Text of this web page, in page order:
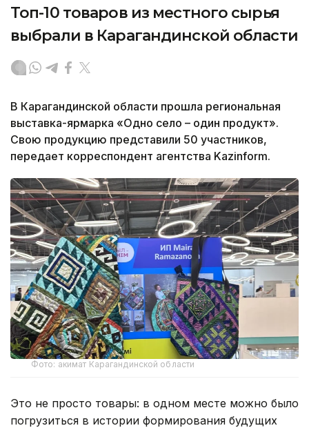
Топ-10 товаров из местного сырья
выбрали в Карагандинской области
В Карагандинской области прошла региональная
выставка-ярмарка «Одно село – один продукт».
Свою продукцию представили 50 участников,
передает корреспондент агентства Kazinform.
Фото: акимат Карагандинской области
Это не просто товары: в одном месте можно было
погрузиться в истории формирования будущих